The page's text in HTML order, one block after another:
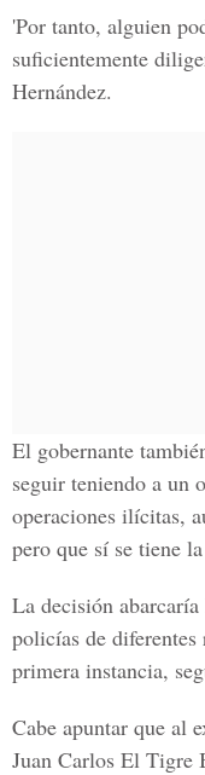
'Por tanto, alguien
suficientemente
Hernández.
El gobernante
seguir teniendo a un
operaciones ilícitas,
pero que sí se tiene
La decisión
policías de
primera instancia,
Cabe apuntar que al
Juan Carlos El Tigre